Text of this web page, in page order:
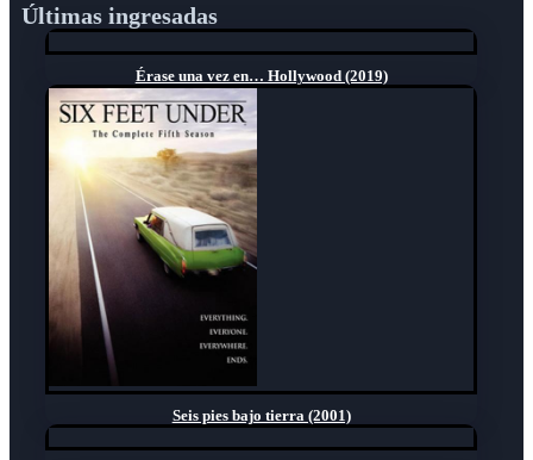
Últimas ingresadas
Érase una vez en… Hollywood (2019)
Seis pies bajo tierra (2001)